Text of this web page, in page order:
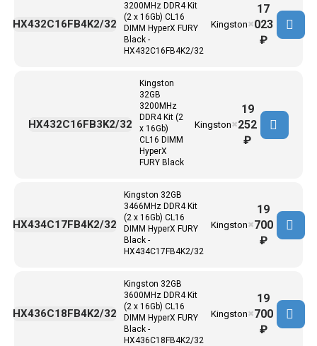
3200MHz DDR4 Kit
(2 x 16Gb) CL16
DIMM HyperX FURY
Black -
HX432C16FB4K2/32
Kingston
HX432C16FB4K2/32 ✖
17
023
₽
Kingston
32GB
3200MHz
DDR4 Kit (2
x 16Gb)
CL16 DIMM
HyperX
FURY Black
Kingston
HX432C16FB3K2/32 ✖
19
252
₽
Kingston 32GB
3466MHz DDR4 Kit
(2 x 16Gb) CL16
DIMM HyperX FURY
Black -
HX434C17FB4K2/32
Kingston
HX434C17FB4K2/32 ✖
19
700
₽
Kingston 32GB
3600MHz DDR4 Kit
(2 x 16Gb) CL16
DIMM HyperX FURY
Black -
HX436C18FB4K2/32
Kingston
HX436C18FB4K2/32 ✖
19
700
₽